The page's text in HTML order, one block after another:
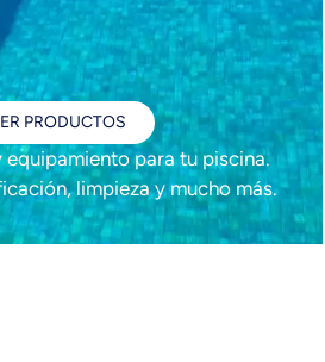
PRODUCTOS
equipamiento para tu piscina.
limpieza y mucho más.